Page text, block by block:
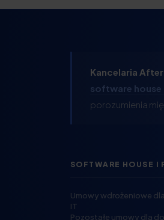
Kancelaria
software house
porozumienia
SOFTWARE HOUSE I
Umowy wdrożeniowe
IT
Pozostałe umowy dla